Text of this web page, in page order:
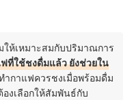
ให้เหมาะสมกับปริมาณการ
ที่ใช้ชงดื่มแล้ว ยังช่วยใน
ำกาแฟควรชงเมื่อพร้อมดื่ม
งเลือกให้สัมพันธ์กับ